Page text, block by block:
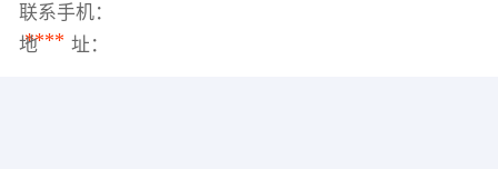
联系手机：
****
地 址：